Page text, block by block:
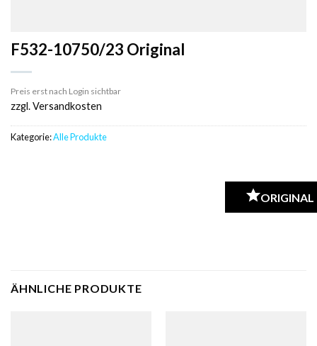
F532-10750/23 Original
Preis erst nach Login sichtbar
zzgl. Versandkosten
Kategorie:Alle Produkte
ORIGINAL
ÄHNLICHE PRODUKTE